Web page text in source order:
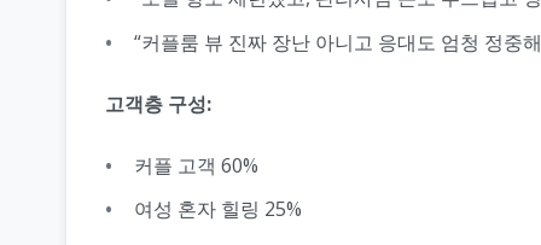
“커플룸 뷰 진짜 장난 아니고 응대도 엄청 정중
고객층 구성:
커플 고객 60%
여성 혼자 힐링 25%